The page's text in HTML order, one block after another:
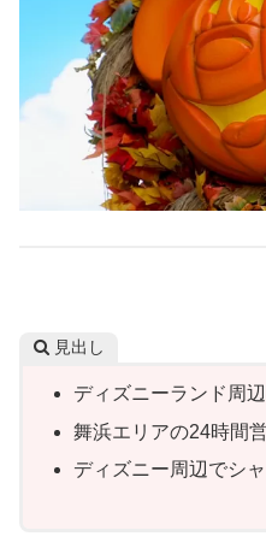
見出し
ディズニーランド周
舞浜エリアの24時間
ディズニー周辺でシ